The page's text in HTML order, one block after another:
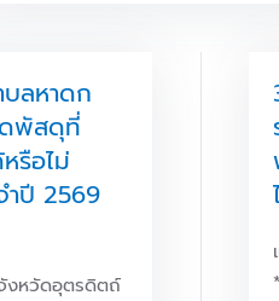
ลหาดก
ดพัสดุที่
รือไม่
ำปี 2569
งหวัดอุตรดิตถ์